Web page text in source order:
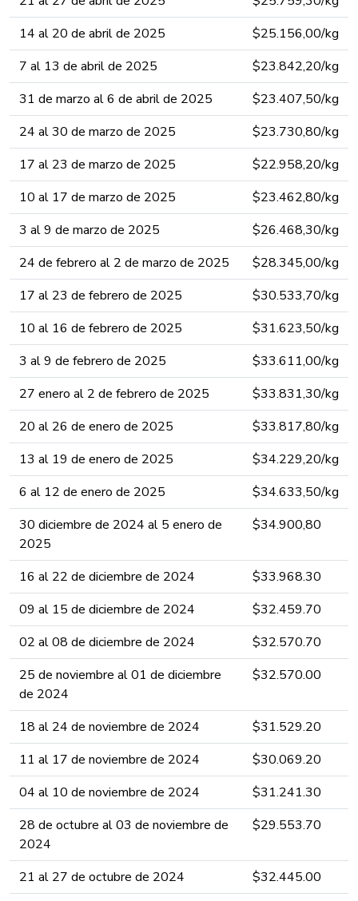
14 al 20 de abril de 2025​​​
​​$25.156,00​/kg​
7 al 13 de abril de 2025​​​
​​$23.842,20​/kg​
31 de marzo al 6 de abril de 2025​​​
​​$23.407,50/kg​
24 al 30 de marzo de 2025​​​
​​$23.730,80/kg​
17 al 23 de marzo de 2025​​​
​​$22.958,20/kg​
​10 al 17 de marzo de 2025​​​
​​$23.462,80/kg​
3 al 9 de marzo de 2025​​
​​$26.468,30​​​​/kg
24 de febrero al 2 de marzo de 2025​​
​​$28.345,00/kg​​​​​​
17 al 23 de febrero de 2025​
​​$30.533,70/kg​​​​​​
10 al 16 de febrero de 2025​
​​$31.623,50/kg​​​​
3 al 9 de febrero de 2025​
​​$33.611,00/kg​​​​
27 enero al 2 de febrero de 2025
​​$33.831,30/kg​​​​
20 al 26 de enero de 2025
​​$33.817,80​​​​/kg​
13 al 19 de enero de 2025
​​$34.229,20​​​​/kg
6 al 12 de enero de 2025
​​$34.633,50​​​​​/kg
30 diciembre de 2024 al 5 enero de
2025
​​$34.900,80​​​​
16 al 22 ​d​e diciembre ​​​​de 2024 ​​​​​​​​​​​​​​
​​$33.968.​​​3​0​​​​
09 al 15 ​d​e diciembre ​​​​de 2024 ​​​​​​​​​​​​​​
​​$32.459.​​​70​​​​
02 al 08 ​d​e diciem​​bre ​​​​de 2024 ​​​​​​​​​​​​​​
​​$32.570.​​​70​​​​
25 de noviembre al 01 ​d​​​e diciembre ​​​​
de 2024 ​​​​​​​​​​​​​​
​​$32.570.​​​00​​​​
18 al 24 ​d​e noviembre ​​​​de 2024 ​​​​​​​​​​​​​​
​​$31.529.​​​20​​​​
​11 al 17 ​d​e noviembre ​​​​de 2024 ​​​​​​​​​​​​​​
​​$30.069.​​​20​​​​
04 al 10 ​d​e noviembre ​​​​de 2024 ​​​​​​​​​​​​​​
​​$31.241.​​​3​​​​0​​​​
28 de octubre al 03 ​d​e noviembre ​​​​de
2024 ​​​​​​​​​​​​​​
​​$29.553.​​​7​​​0​​​​
21 al 27 ​d​e octubre ​​​​de 2024 ​​​​​​​​​​​​​​
​​$32.445.​​​0​​​0​​​​